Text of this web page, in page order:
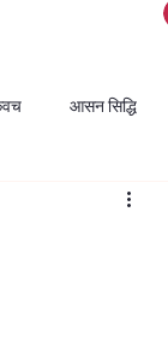
आसन सिद्धि
दरिद्रता निवारण